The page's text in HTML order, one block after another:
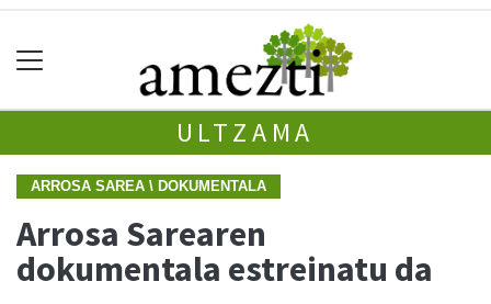
ULTZAMA
ARROSA SAREA \ DOKUMENTALA
Arrosa Sarearen
dokumentala estreinatu da